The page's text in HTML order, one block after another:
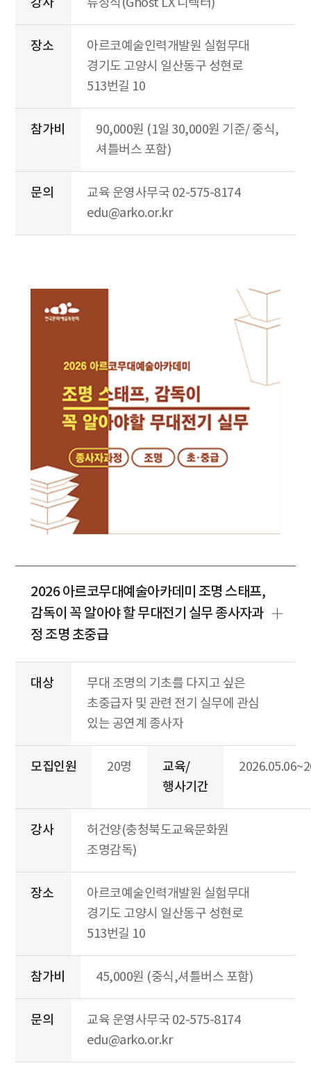
장소
아르코예술인력개발원 실험무대
경기도 고양시 일산동구 성현로
513번길 10
참가비
90,000원 (1일 30,000원 기준/ 중식,
셔틀버스 포함)
문의
교육 운영사무국 02-575-8174
edu@arko.or.kr
2026 아르코무대예술아카데미 조명 스태프,
감독이 꼭 알아야 할 무대전기 실무 종사자과
정 조명 초중급
대상
무대 조명의 기초를 다지고 싶은
초중급자 및 관련 전기 실무에 관심
있는 공연계 종사자
모집인원 20명
교육/
행사기간
강사
허건양(충청북도교육문화원
조명감독)
장소
아르코예술인력개발원 실험무대
경기도 고양시 일산동구 성현로
513번길 10
참가비 45,000원 (중식,셔틀버스 포함)
문의
교육 운영사무국 02-575-8174
edu@arko.or.kr